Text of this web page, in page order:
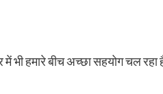
भी हमारे बीच अच्छा सहयोग चल